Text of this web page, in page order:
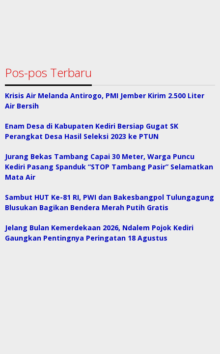
Pos-pos Terbaru
Krisis Air Melanda Antirogo, PMI Jember Kirim 2.500 Liter
Air Bersih
Enam Desa di Kabupaten Kediri Bersiap Gugat SK
Perangkat Desa Hasil Seleksi 2023 ke PTUN
Jurang Bekas Tambang Capai 30 Meter, Warga Puncu
Kediri Pasang Spanduk “STOP Tambang Pasir” Selamatkan
Mata Air
Sambut HUT Ke-81 RI, PWI dan Bakesbangpol Tulungagung
Blusukan Bagikan Bendera Merah Putih Gratis
Jelang Bulan Kemerdekaan 2026, Ndalem Pojok Kediri
Gaungkan Pentingnya Peringatan 18 Agustus